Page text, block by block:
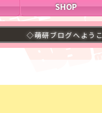
SHOP
ログへようこそ！